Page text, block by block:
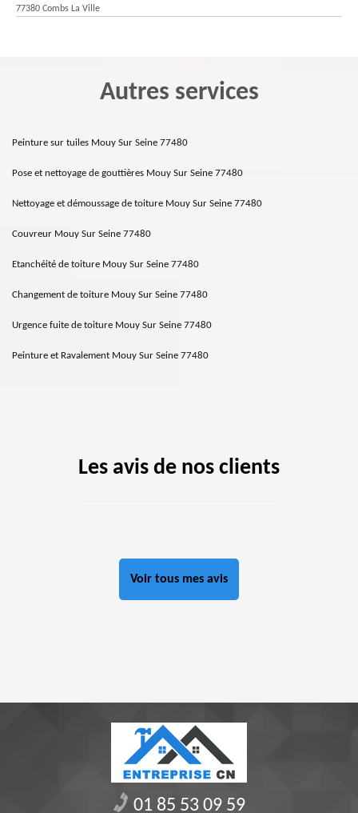
77380 Combs La Ville
Autres services
Peinture sur tuiles Mouy Sur Seine 77480
Pose et nettoyage de gouttières Mouy Sur Seine 77480
Nettoyage et démoussage de toiture Mouy Sur Seine 77480
Couvreur Mouy Sur Seine 77480
Etanchéité de toiture Mouy Sur Seine 77480
Changement de toiture Mouy Sur Seine 77480
Urgence fuite de toiture Mouy Sur Seine 77480
Peinture et Ravalement Mouy Sur Seine 77480
Les avis de nos clients
Voir tous mes avis
01 85 53 09 59